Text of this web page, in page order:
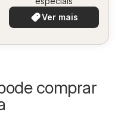
Ver mais
comprar